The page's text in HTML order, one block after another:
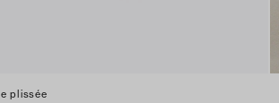
plissée